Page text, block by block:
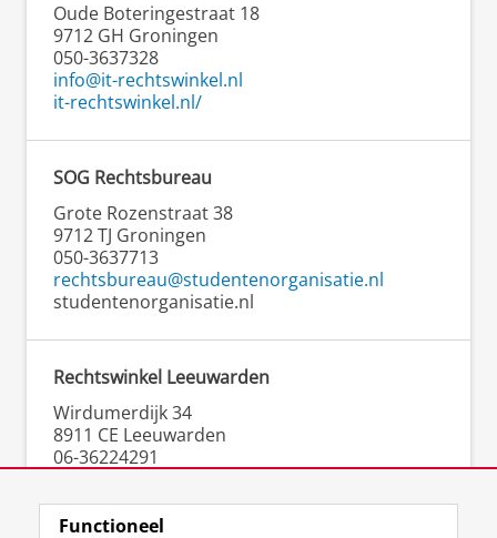
Oude Boteringestraat 18
9712 GH Groningen
050-3637328
info@it-rechtswinkel.nl
it-rechtswinkel.nl/
SOG Rechtsbureau
Grote Rozenstraat 38
9712 TJ Groningen
050-3637713
rechtsbureau@studentenorganisatie.nl
studentenorganisatie.nl
Rechtswinkel Leeuwarden
Wirdumerdijk 34
8911 CE Leeuwarden
06-36224291
rechtswinkelleeuwarden.nl
Functioneel